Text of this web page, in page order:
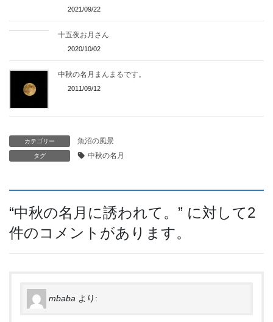
2021/09/22
十五夜お月さん
2020/10/02
中秋の名月まんまるです。
2011/09/12
カテゴリー 魚沼の風景
タグ 中秋の名月
“中秋の名月に誘われて。 ” に対して2
件のコメントがあります。
mbaba より: